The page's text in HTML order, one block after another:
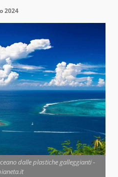
2024
dalle plastiche galleggianti -